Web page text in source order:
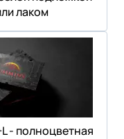
лаком
- полноцветная